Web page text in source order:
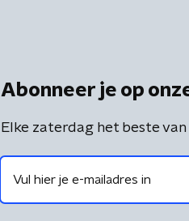
Abonneer je op
Elke zaterdag het beste van